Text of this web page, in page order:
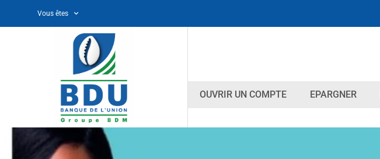
Vous êtes
OUVRIR UN COMPTE EPARGNER